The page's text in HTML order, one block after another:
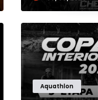
Aquathlon